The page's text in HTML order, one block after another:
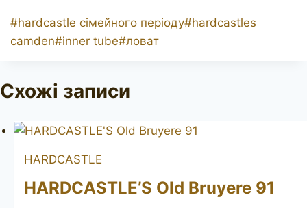
Позначки
запису:
#hardcastle сімейного періоду#hardcastles
camden#inner tube#ловат
Схожі записи
HARDCASTLE
HARDCASTLE’S Old Bruyere 91